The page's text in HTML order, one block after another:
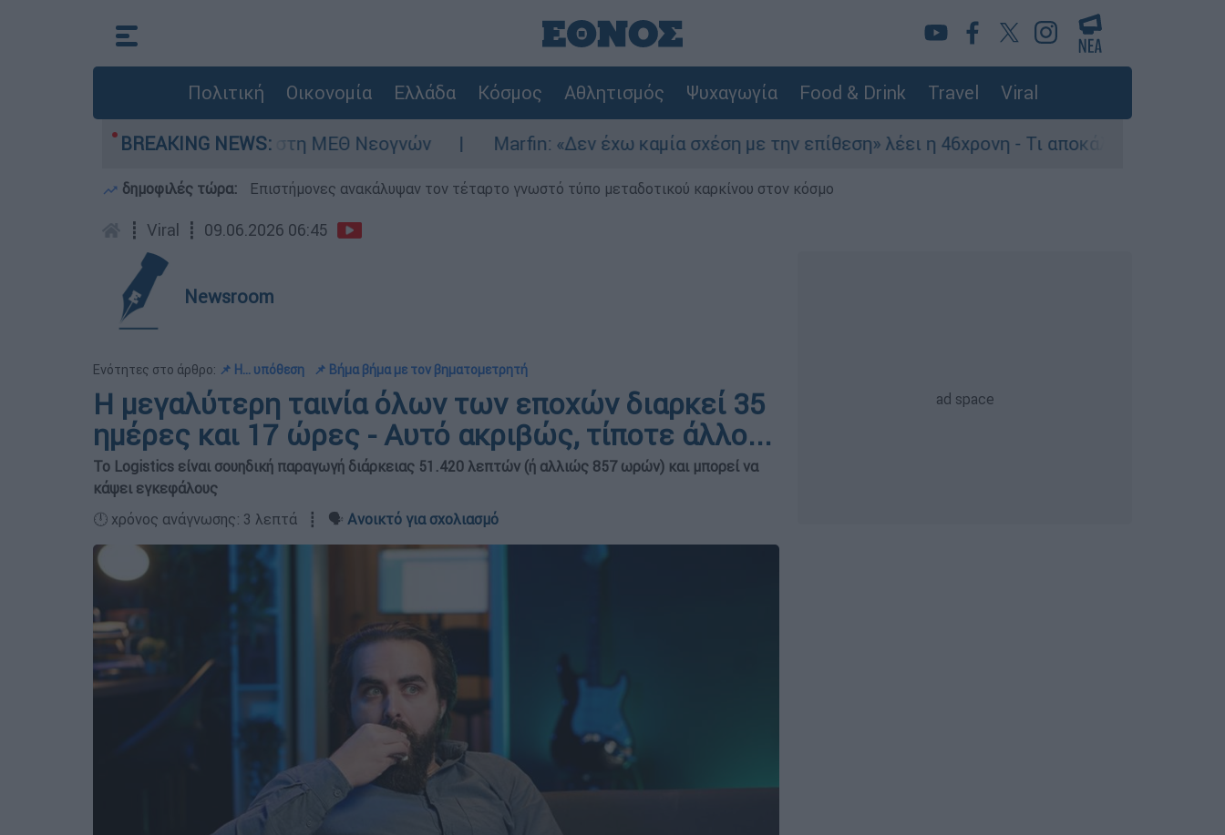
Πολιτική Οικονομία Ελλάδα Κόσμος Αθλητισμός Ψυχαγωγία Food & Drink Travel Viral
BREAKING NEWS:
- Νοσηλευόταν στη ΜΕΘ Νεογνών Marfin: «Δεν έχω καμία σχέση με την επίθεση» λέει η 46χρονη - Τι αποκάλυψε στους αστυνομικούς
δημοφιλές τώρα: Επιστήμονες ανακάλυψαν τον τέταρτο γνωστό τύπο μεταδοτικού καρκίνου στον κόσμο
┋ Viral ┋ 09.06.2026 06:45
Newsroom
Ενότητες στο άρθρο: 📌 Η... υπόθεση 📌 Βήμα βήμα με τον βηματομετρητή
Η μεγαλύτερη ταινία όλων των εποχών διαρκεί 35
ημέρες και 17 ώρες - Αυτό ακριβώς, τίποτε άλλο...
Το Logistics είναι σουηδική παραγωγή διάρκειας 51.420 λεπτών (ή αλλιώς 857 ωρών) και μπορεί να
κάψει εγκεφάλους
🕛 χρόνος ανάγνωσης: 3 λεπτά ┋ 🗣️ Ανοικτό για σχολιασμό